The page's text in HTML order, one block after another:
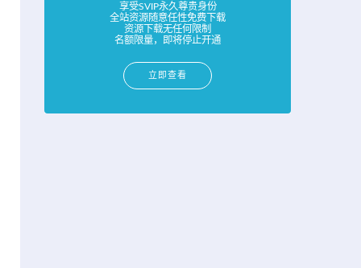
享受SVIP永久尊贵身份
全站资源随意任性免费下载
资源下载无任何限制
名额限量，即将停止开通
立即查看